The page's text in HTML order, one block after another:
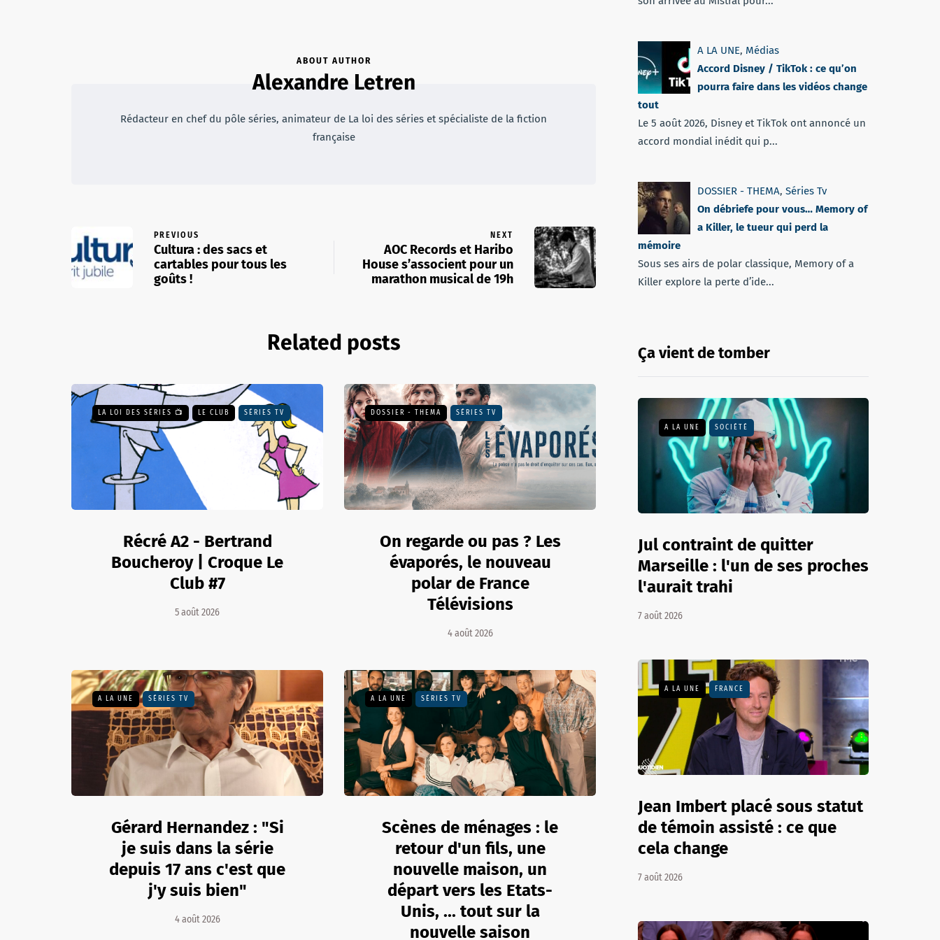
ABOUT AUTHOR
Alexandre Letren
Rédacteur en chef du pôle séries, animateur de La loi des séries et spécialiste de la fiction
française
PREVIOUS
Cultura : des sacs et
cartables pour tous les
goûts !
NEXT
AOC Records et Haribo
House s’associent pour un
marathon musical de 19h
Related posts
LA LOI DES SÉRIES 📺 LE CLUB SÉRIES TV
Récré A2 - Bertrand
Boucheroy | Croque Le
Club #7
5 août 2026
DOSSIER - THEMA SÉRIES TV
On regarde ou pas ? Les
évaporés, le nouveau
polar de France
Télévisions
4 août 2026
A LA UNE SÉRIES TV
Gérard Hernandez : "Si
je suis dans la série
depuis 17 ans c'est que
j'y suis bien"
4 août 2026
A LA UNE SÉRIES TV
Scènes de ménages : le
retour d'un fils, une
nouvelle maison, un
départ vers les Etats-
Unis, ... tout sur la
nouvelle saison
A LA UNE, Médias
Accord Disney / TikTok : ce qu’on
pourra faire dans les vidéos change
tout
Le 5 août 2026, Disney et TikTok ont annoncé un
accord mondial inédit qui p...
DOSSIER - THEMA, Séries Tv
On débriefe pour vous… Memory of
a Killer, le tueur qui perd la
mémoire
Sous ses airs de polar classique, Memory of a
Killer explore la perte d’ide...
Ça vient de tomber
A LA UNE SOCIÉTÉ
Jul contraint de quitter
Marseille : l'un de ses proches
l'aurait trahi
7 août 2026
A LA UNE FRANCE
Jean Imbert placé sous statut
de témoin assisté : ce que
cela change
7 août 2026